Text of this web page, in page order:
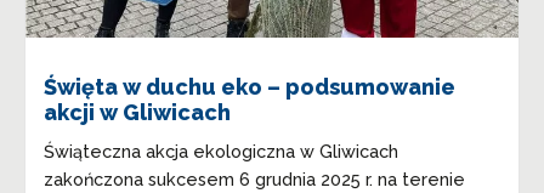
Święta w duchu eko – podsumowanie
akcji w Gliwicach
Świąteczna akcja ekologiczna w Gliwicach
zakończona sukcesem 6 grudnia 2025 r. na terenie